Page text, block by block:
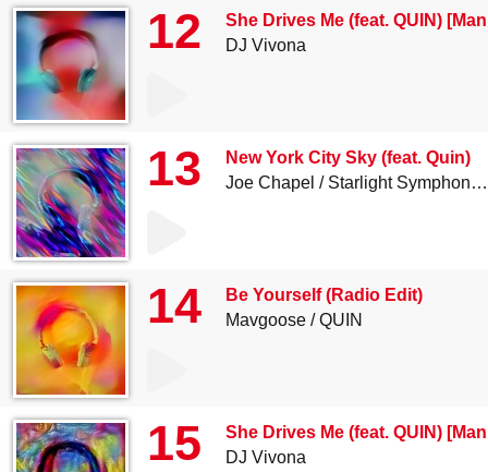
12
She Drives Me (feat. QUIN)
DJ Vivona
13
New York City Sky (feat. Quin)
Joe Chapel
Starlight Symphony Band
14
Be Yourself (Radio Edit)
Mavgoose
QUIN
15
She Drives Me (feat. QUIN)
DJ Vivona